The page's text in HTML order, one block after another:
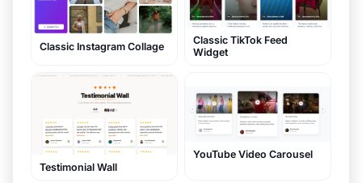
Classic Instagram Collage
Classic TikTok Feed
Widget
Testimonial Wall
YouTube Video Carousel